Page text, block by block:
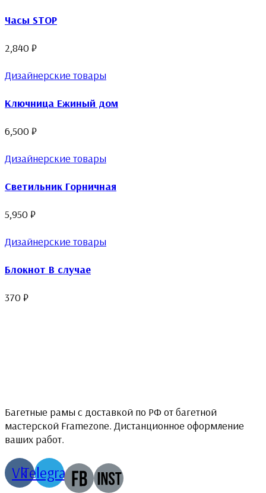
Часы STOP
2,840 ₽
Дизайнерские товары
Ключница Ежиный дом
6,500 ₽
Дизайнерские товары
Светильник Горничная
5,950 ₽
Дизайнерские товары
Блокнот В случае
370 ₽
Багетные рамы с доставкой по РФ от багетной
мастерской Framezone. Дистанционное оформление
ваших работ.
VkTelegram